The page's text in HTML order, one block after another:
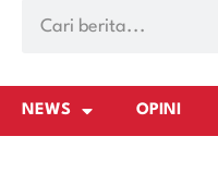
NEWS OPINI